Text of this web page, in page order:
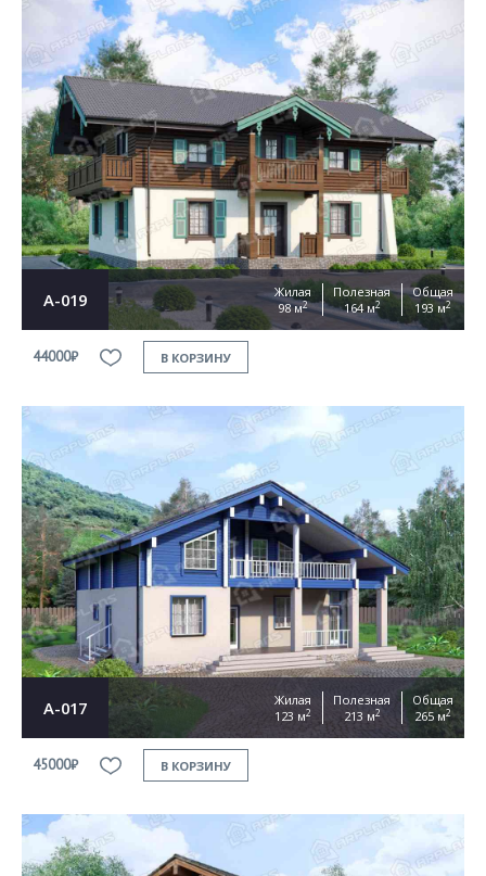
А-019
Жилая
98 м2
Полезная
164 м2
Общая
193 м2
44000₽ В КОРЗИНУ
А-017
Жилая
123 м2
Полезная
213 м2
Общая
265 м2
45000₽ В КОРЗИНУ